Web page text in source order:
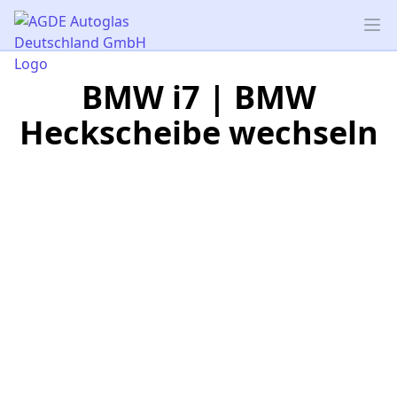
AGDE Autoglas Deutschland GmbH
BMW i7 | BMW
Heckscheibe wechseln